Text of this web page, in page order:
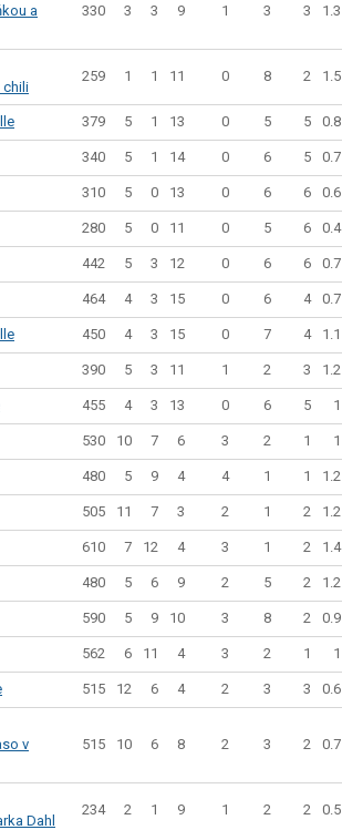
a
330 3 3 9 1 3 3 1.3
chili
259 1 1 11 0 8 2 1.5
379 5 1 13 0 5 5 0.8
340 5 1 14 0 6 5 0.7
310 5 0 13 0 6 6 0.6
280 5 0 11 0 5 6 0.4
442 5 3 12 0 6 6 0.7
464 4 3 15 0 6 4 0.7
450 4 3 15 0 7 4 1.1
390 5 3 11 1 2 3 1.2
455 4 3 13 0 6 5 1
530 10 7 6 3 2 1 1
480 5 9 4 4 1 1 1.2
505 11 7 3 2 1 2 1.2
610 7 12 4 3 1 2 1.4
480 5 6 9 2 5 2 1.2
590 5 9 10 3 8 2 0.9
562 6 11 4 3 2 1 1
515 12 6 4 2 3 3 0.6
v
515 10 6 8 2 3 2 0.7
Dahl
234 2 1 9 1 2 2 0.5